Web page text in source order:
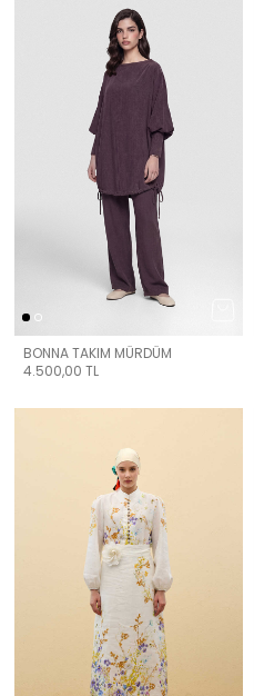
BONNA TAKIM MÜRDÜM
4.500,00 TL